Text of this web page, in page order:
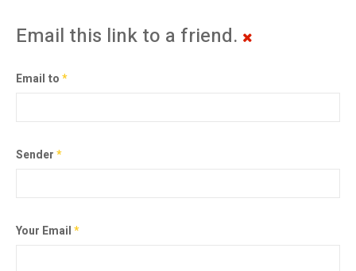
Email this link to a friend.
Email to*
Sender*
Your Email*